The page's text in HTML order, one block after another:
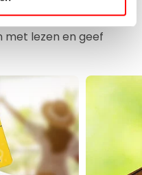
de nieuwste
meeste uit je
met lezen en geef